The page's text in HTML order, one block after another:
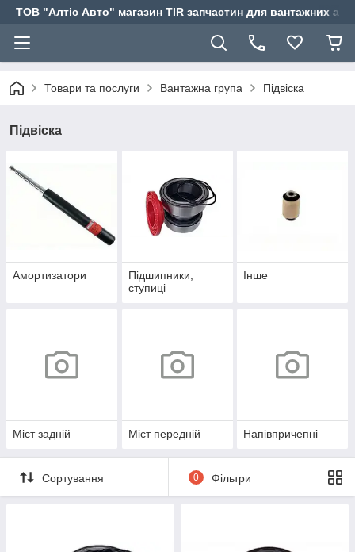
ТОВ "Алтіс Авто" магазин TIR запчастин для вантажних
Товари та послуги Вантажна група Підвіска
Підвіска
Амортизатори
Підшипники,
ступиці
Інше
Міст задній Міст передній Напівпричепні
Сортування 0 Фільтри